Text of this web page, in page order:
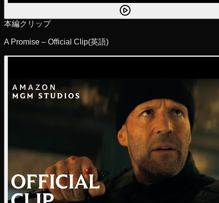
本編クリップ
A Promise – Official Clip(英語)